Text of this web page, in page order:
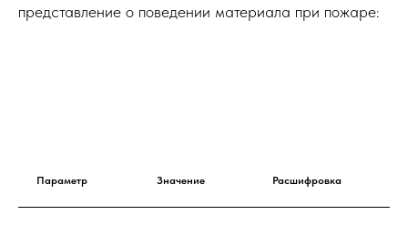
представление о поведении материала при пожаре:
Параметр Значение Расшифровка